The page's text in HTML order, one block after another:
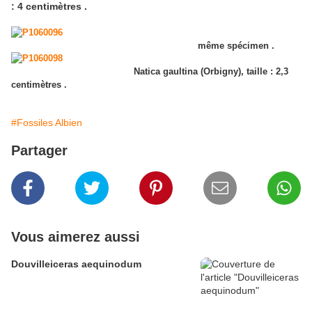
: 4 centimètres .
même spécimen .
Natica gaultina (Orbigny), taille : 2,3
centimètres .
#Fossiles Albien
Partager
Vous aimerez aussi
Douvilleiceras aequinodum